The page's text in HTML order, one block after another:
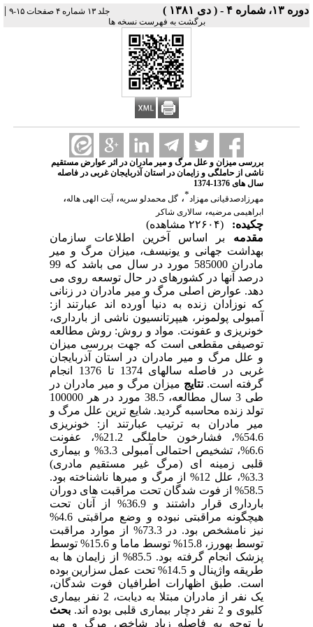
دوره ۱۳، شماره ۴ - ( دى ۱۳۸۱ ) جلد ۱۳ شماره ۴ صفحات ۱۵-۹ |
برگشت به فهرست نسخه ها
بررسی میزان و علل مرگ و میر مادران در اثر عوارض مستقیم
ناشی از حاملگی و زایمان در استان آذربایجان غربی در فاصله
سال های 1376-1374
مهرزادصدقیانی مهزاد*، گل محمدلو سریه، آیت الهی هاله،
ابراهیمی مرضیه، سالاری شاکر
چکیده:
(۲۲۶۰۴ مشاهده)
مقدمه
بر اساس آخرین اطلاعات سازمان
بهداشت جهانی و یونیسف، میزان مرگ و میر
مادران 585000 مورد در سال می باشد که 99
درصد آنها در کشورهای در حال توسعه روی می
دهد. عوارض اصلی مرگ و میر مادران در زنانی
که نوزادان زنده به دنیا آورده اند عبارتند از:
آمبولی پولمونر، هیپرتانسیون ناشی از بارداری،
خونریزی و عفونت. مواد و روش: روش مطالعه
توصیفی مقطعی است که جهت بررسی میزان
و علل مرگ و میر مادران در استان آذربایجان
غربی در فاصله سالهای 1374 تا 1376 انجام
گرفته است. نتایج میزان مرگ و میر مادران در
طی 3 سال مطالعه، 38.5 مورد در هر 100000
تولد زنده محاسبه گردید. شایع ترین علل مرگ و
میر مادران به ترتیب عبارتند از: خونریزی
54.6%، فشارخون حاملگی 21.2%، عفونت
6.6%، تشخیص احتمالی آمبولی 3.3% و بیماری
قلبی زمینه ای (مرگ غیر مستقیم مادری)
3.3%، علل 12% از مرگ و میرها ناشناخته بود.
58.5% از فوت شدگان تحت مراقبت های دوران
بارداری قرار داشتند و 36.9% از آنان تحت
هیچگونه مراقبتی نبوده و وضع مراقبتی 4.6%
نیز نامشخص بود. در 73.3% از موارد مراقبت
توسط بهورز، 15.8% توسط ماما و 15.6% توسط
پزشک انجام گرفته بود. 85.5% از زایمان ها به
طریقه واژینال و 14.5% تحت عمل سزارین بوده
است. طبق اظهارات اطرافیان فوت شدگان،
یک نفر از مادران مبتلا به دیابت، 2 نفر بیماری
کلیوی و 2 نفر دچار بیماری قلبی بوده اند.
بحث
با توجه به فاصله زیاد شاخص مرگ و میر